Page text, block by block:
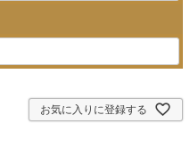
お気に入りに登録する